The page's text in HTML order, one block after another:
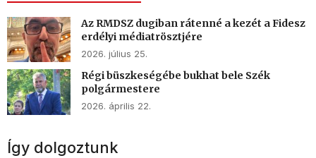
Az RMDSZ dugiban rátenné a kezét a Fidesz
erdélyi médiatrösztjére
2026. július 25.
Régi büszkeségébe bukhat bele Szék
polgármestere
2026. április 22.
Így dolgoztunk